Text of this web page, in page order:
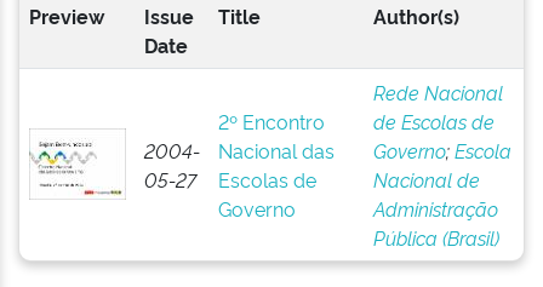
Preview
Issue
Date
Title Author(s)
2004-
05-27
2º Encontro
Nacional das
Escolas de
Governo
Rede Nacional
de Escolas de
Governo;Escola
Nacional de
Administração
Pública (Brasil)